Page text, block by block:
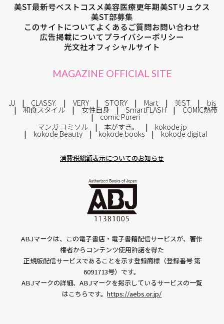
美ST最新号ベストコスメ美容医療更年期美STリュクス
美ST部募集
このサイトについてよくあるご質問お問い合わせ
広告掲載についてプライバシーポリシー
光文社オフィシャルサイト
MAGAZINE OFFICIAL SITE
JJ CLASSY. VERY STORY Mart 美ST bis
和食スタイル 女性自身 SmartFLASH COMIC熱帯
comic Pureri
マンガ コミソル
本がすき。 kokode.jp
kokode Beauty kokode books kokode digital
消費税総額表示についてのお知らせ
ABJマークは、この電子書店・電子書籍配信サービスが、著作
権者からコンテンツ使用許諾を得た
正規版配信サービスであることを示す登録商標（登録番号 第
6091713号）です。
ABJマークの詳細、ABJマークを掲示しているサービスの一覧
はこちらです。https://aebs.or.jp/